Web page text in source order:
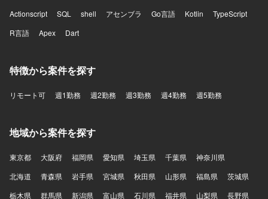
Actionscript
SQL shell アセンブラ Go言語 Kotlin
TypeScript
R言語
Apex Dart
特徴から案件を探す
リモート可 週1勤務 週2勤務 週3勤務 週4勤務 週5勤務
地域から案件を探す
東京都 大阪府 福岡県 愛知県 埼玉県 千葉県
神奈川県
北海道
青森県 岩手県 宮城県 秋田県 山形県 福島県
茨城県
栃木県
群馬県 新潟県 富山県 石川県 福井県 山梨県 長野県